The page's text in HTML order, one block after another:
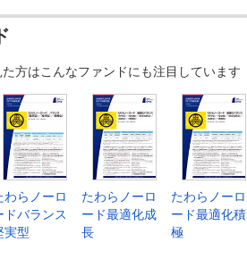
方はこんなファンドにも注目しています
わらノーロ
ドバランス
実型
たわらノーロ
ード最適化成
長
たわらノーロ
ード最適化積
極